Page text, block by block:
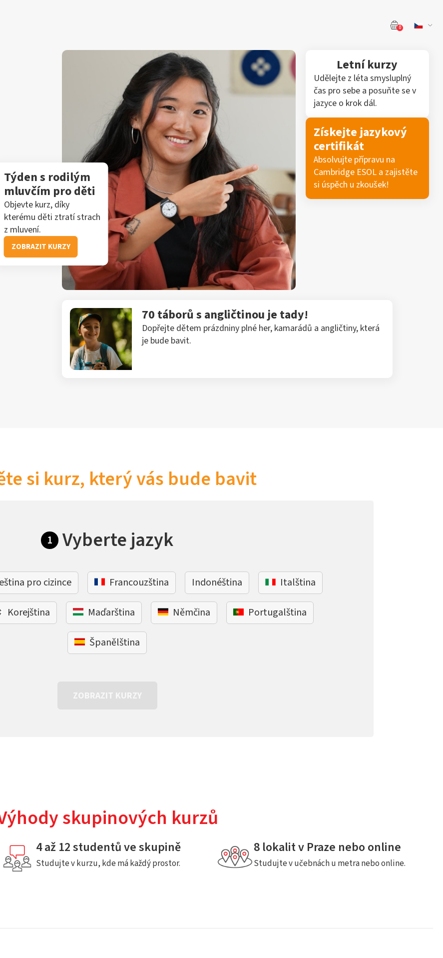
0
Týden s rodilým
mluvčím pro děti
Objevte kurz, díky
kterému děti ztratí strach
z mluvení.
ZOBRAZIT KURZY
70 táborů s angličtinou je tady!
Dopřejte dětem prázdniny plné her, kamarádů a angličtiny, která
je bude bavit.
Letní kurzy
Udělejte z léta smysluplný
čas pro sebe a posuňte se v
jazyce o krok dál.
Získejte jazykový
certifikát
Absolvujte přípravu na
Cambridge ESOL a zajistěte
si úspěch u zkoušek!
si kurz, který vás bude bavit
1 Vyberte jazyk
pro cizince Francouzština Indonéština Italština
Korejština Maďarština Němčina Portugalština
Španělština
ZOBRAZIT KURZY
skupinových kurzů
4 až 12 studentů ve skupině
Studujte v kurzu, kde má každý prostor.
8 lokalit v Praze nebo online
Studujte v učebnách u metra nebo online.